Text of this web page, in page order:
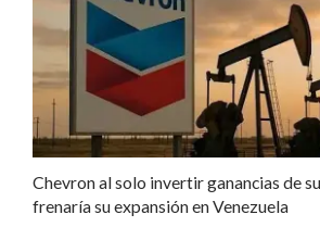
Chevron al solo invertir ganancias de
frenaría su expansión en Venezuela